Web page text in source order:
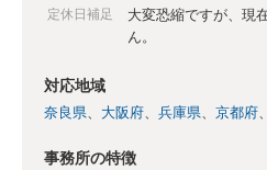
定休日補足
大変恐縮ですが、現
ん。
対応地域
奈良県 大阪府 兵庫県 京都府
事務所の特徴